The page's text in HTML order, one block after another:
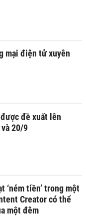
mại điện tử xuyên
đề xuất lên
20/9
‘ném tiền’ trong một
Creator có thể
một đêm